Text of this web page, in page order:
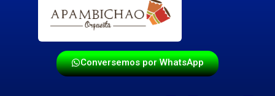
Conversemos por WhatsApp